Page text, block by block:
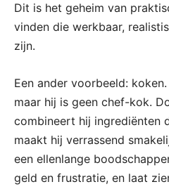
Dit is het geheim van
vinden die werkbaar,
zijn.
Een ander voorbeeld:
maar hij is geen chef-kok.
combineert hij ingrediënten
maakt hij verrassend
een ellenlange
geld en frustratie, en laat